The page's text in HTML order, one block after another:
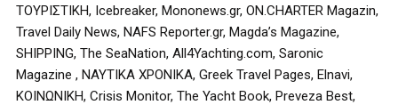
ΤΟΥΡΙΣΤΙΚΗ, Icebreaker, Mononews.gr, ON.CHARTER Magazin,
Travel Daily News, NAFS Reporter.gr, Magda’s Magazine,
SHIPPING, The SeaNation, All4Yachting.com, Saronic
Magazine , ΝΑΥΤΙΚΑ ΧΡΟΝΙΚΑ, Greek Travel Pages, Elnavi,
ΚΟΙΝΩΝΙΚΗ, Crisis Monitor, The Yacht Book, Preveza Best,